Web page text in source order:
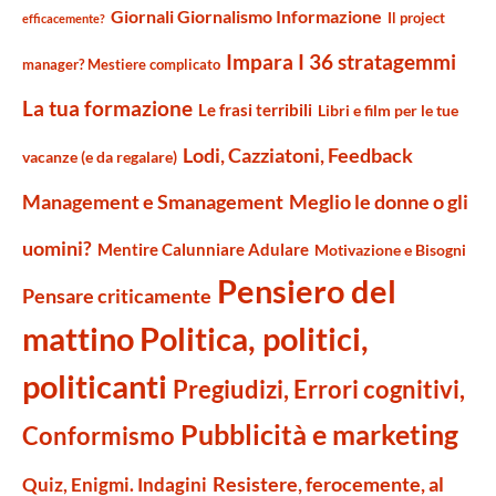
efficacemente? Giornali Giornalismo Informazione Il project
manager? Mestiere complicato Impara I 36 stratagemmi
La tua formazione Le frasi terribili Libri e film per le tue
vacanze (e da regalare) Lodi, Cazziatoni, Feedback
Management e Smanagement Meglio le donne o gli
uomini? Mentire Calunniare Adulare Motivazione e Bisogni
Pensare criticamente Pensiero del
mattino Politica, politici,
politicanti Pregiudizi, Errori cognitivi,
Conformismo Pubblicità e marketing
Quiz, Enigmi. Indagini Resistere, ferocemente, al